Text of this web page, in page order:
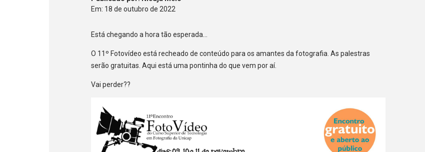
Em: 18 de outubro de 2022
Está chegando a hora tão esperada...
O 11º Fotovídeo está recheado de conteúdo para os amantes da fotografia. As palestras
serão gratuitas. Aqui está uma pontinha do que vem por aí.
Vai perder??